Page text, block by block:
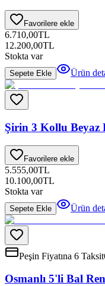
Favorilere ekle
6.710,00TL
12.200,00TL
Stokta var
Sepete Ekle Ürün
Şirin 3 Kollu Beyaz
Favorilere ekle
5.555,00TL
10.100,00TL
Stokta var
Sepete Ekle Ürün
Peşin Fiyatına 6 Taksit
Osmanlı 5'li Bal